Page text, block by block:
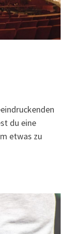
du eine
etwas zu